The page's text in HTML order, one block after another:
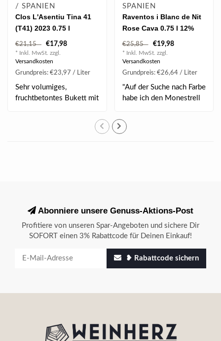
/ SPANIEN
Clos L'Asentiu Tina 41
(T41) 2023 0.75 l
€21,15 €17,98
* Inkl. MwSt. zzgl.
Versandkosten
Grundpreis: €23,97 / Liter
Sehr volumiges,
fruchtbetontes Bukett mit
SPANIEN
Raventos i Blanc de Nit
Rose Cava 0.75 l 12%
vol
€25,85 €19,98
* Inkl. MwSt. zzgl.
Versandkosten
Grundpreis: €26,64 / Liter
"Auf der Suche nach Farbe
habe ich den Monestrell
Abonniere unsere Genuss-Aktions-Post
Profitiere von unseren Spar-Angeboten und sichere Dir
SOFORT einen 3% Rabattcode für Deinen Einkauf!
❥ Rabattcode sichern